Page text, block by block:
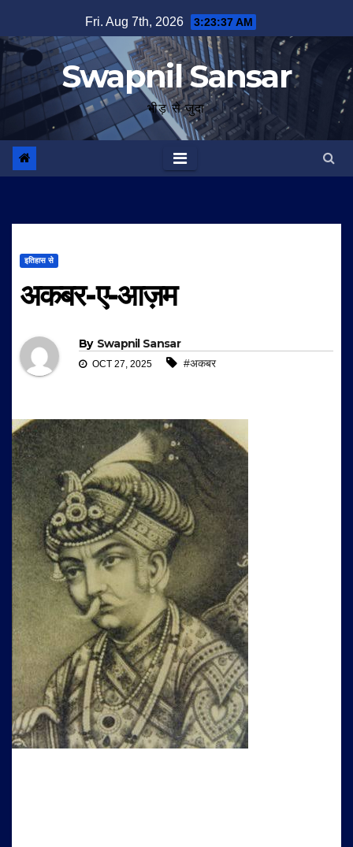
to
content
Fri. Aug 7th, 2026 3:23:38 AM
Swapnil Sansar
भीड़ से जुदा
इतिहास से
अकबर-ए-आज़म
By Swapnil Sansar
OCT 27, 2025 #अकबर